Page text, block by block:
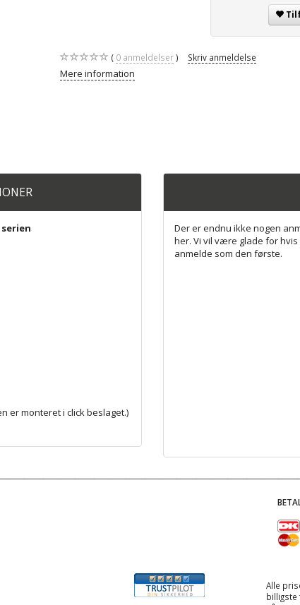
0anmeldelser Skriv anmeldelse
Mere information
serien
er monteret i click beslaget.)
Der er endnu ikke nogen
her. Vi vil være glade for hvis
anmelde som den første.
Alle
billigste